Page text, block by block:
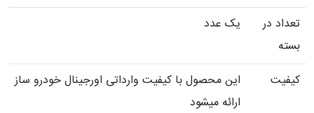
تعداد در
بسته
یک عدد
کیفیت
این محصول با کیفیت وارداتی اورجینال خودرو ساز
ارائه میشود